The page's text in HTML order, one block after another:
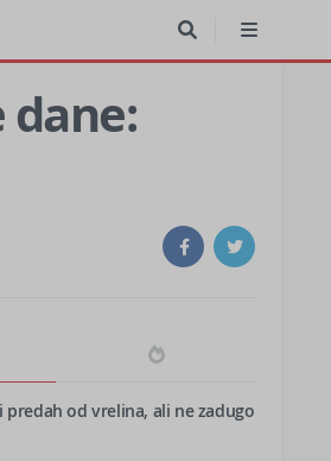
predah od vrelina, ali ne zadugo